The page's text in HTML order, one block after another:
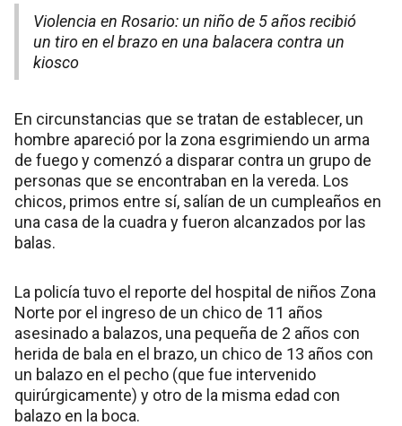
Violencia en Rosario: un niño de 5 años recibió
un tiro en el brazo en una balacera contra un
kiosco
En circunstancias que se tratan de establecer, un
hombre apareció por la zona esgrimiendo un arma
de fuego y comenzó a disparar contra un grupo de
personas que se encontraban en la vereda. Los
chicos, primos entre sí, salían de un cumpleaños en
una casa de la cuadra y fueron alcanzados por las
balas.
La policía tuvo el reporte del hospital de niños Zona
Norte por el ingreso de un chico de 11 años
asesinado a balazos, una pequeña de 2 años con
herida de bala en el brazo, un chico de 13 años con
un balazo en el pecho (que fue intervenido
quirúrgicamente) y otro de la misma edad con
balazo en la boca.